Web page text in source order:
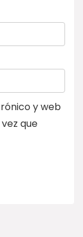
y web
que